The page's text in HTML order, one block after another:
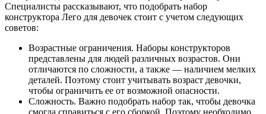
Специалисты рассказывают, что подобрать набор
конструктора Лего для девочек стоит с учетом следующих
советов:
Возрастные ограничения. Наборы конструкторов
представлены для людей различных возрастов. Они
отличаются по сложности, а также — наличием мелких
деталей. Поэтому стоит учитывать возраст девочки,
чтобы ограничить ее от возможной опасности.
Сложность. Важно подобрать набор так, чтобы девочка
смогла справиться с его сборкой. Поэтому необходимо